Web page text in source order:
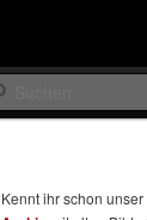
Kennt ihr schon unser